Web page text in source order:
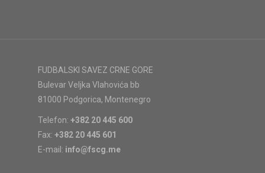
FUDBALSKI SAVEZ CRNE GORE
Bulevar Veljka Vlahovića bb
81000 Podgorica, Montenegro
Telefon: +382 20 445 600
Fax: +382 20 445 601
E-mail: info@fscg.me